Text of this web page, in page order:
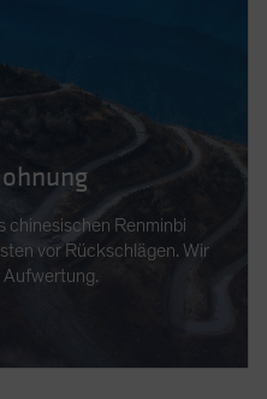
chinesischen Renminbi
vor Rückschlägen. Wir
Aufwertung.